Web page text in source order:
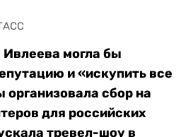
Ивлеева могла бы
и «искупить все
сбор на
для российских
тревел-шоу в